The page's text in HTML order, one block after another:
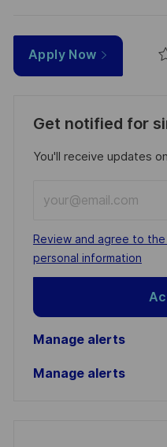
Apply Now
Get notified for
You'll receive updates
Email
address
(Required)
Required
Review and agree to
personal information
Manage alerts
Manage alerts